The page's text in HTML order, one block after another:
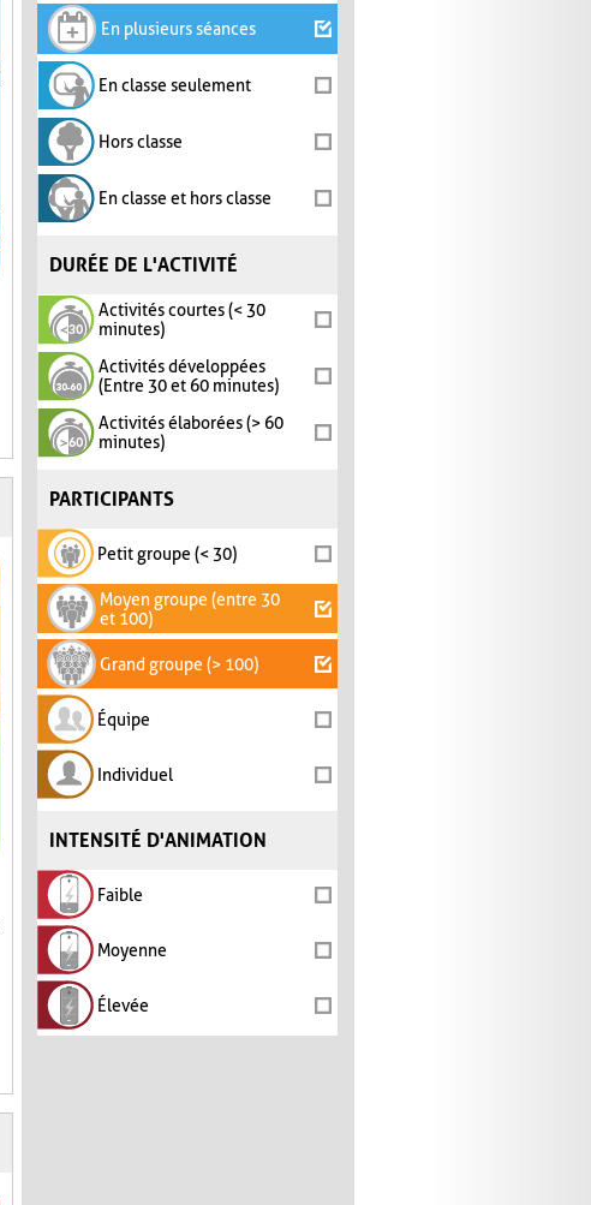
En plusieurs séances
En classe seulement
Hors classe
En classe et hors classe
DURÉE DE L'ACTIVITÉ
Activités courtes (< 30
minutes)
Activités développées
(Entre 30 et 60 minutes)
Activités élaborées (> 60
minutes)
PARTICIPANTS
Petit groupe (< 30)
Moyen groupe (entre 30
et 100)
Grand groupe (> 100)
Équipe
Individuel
INTENSITÉ D'ANIMATION
Faible
Moyenne
Élevée